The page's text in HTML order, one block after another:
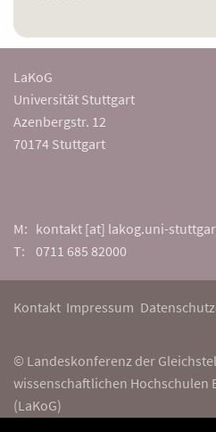
LaKoG
Universität Stuttgart
Azenbergstr. 12
70174 Stuttgart
M: kontakt [at] lakog.uni-
T: 0711 685 82000
Kontakt Impressum
© Landeskonferenz der
wissenschaftlichen Hochschulen
(LaKoG)